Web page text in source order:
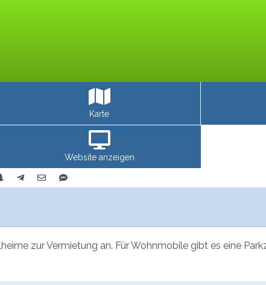
Karte
Website anzeigen
zur Vermietung an. Für Wohnmobile gibt es eine